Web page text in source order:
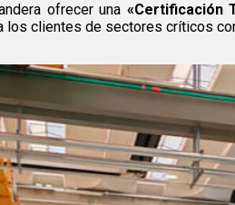
ofrecer una «Certificación
los clientes de sectores críticos